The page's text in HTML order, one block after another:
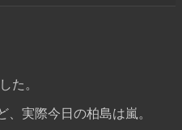
た。
実際今日の柏島は嵐。